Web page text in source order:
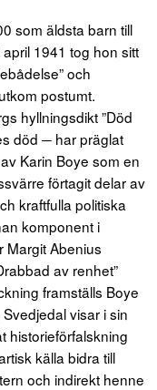
som äldsta barn till
1941 tog hon sitt
och
postumt.
hyllningsdikt ”Död
död ─ har präglat
Karin Boye som en
förtagit delar av
kraftfulla politiska
komponent i
Margit Abenius
av renhet”
framställs Boye
visar i sin
historieförfalskning
källa bidra till
och indirekt henne